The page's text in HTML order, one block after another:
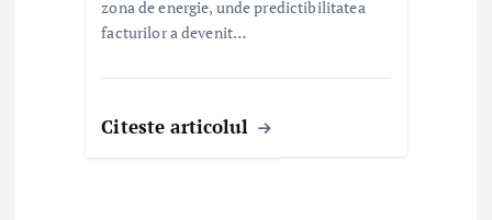
zona de energie, unde predictibilitatea
facturilor a devenit…
Citeste articolul